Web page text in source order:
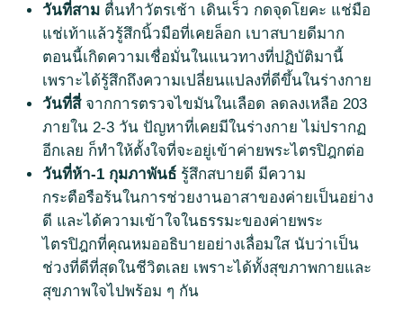
วันที่สาม ตื่นทำวัตรเช้า เดินเร็ว กดจุดโยคะ แช่มือ
แช่เท้าแล้วรู้สึกนิ้วมือที่เคยล็อก เบาสบายดีมาก
ตอนนี้เกิดความเชื่อมั่นในแนวทางที่ปฏิบัติมานี้
เพราะได้รู้สึกถึงความเปลี่ยนแปลงที่ดีขึ้นในร่างกาย
วันที่สี่จากการตรวจไขมันในเลือด ลดลงเหลือ 203
ภายใน 2-3 วัน ปัญหาที่เคยมีในร่างกาย ไม่ปรากฏ
อีกเลย ก็ทำให้ตั้งใจที่จะอยู่เข้าค่ายพระไตรปิฎกต่อ
วันที่ห้า-1 กุมภาพันธ์ รู้สึกสบายดี มีความ
กระตือรือร้นในการช่วยงานอาสาของค่ายเป็นอย่าง
ดี และได้ความเข้าใจในธรรมะของค่ายพระ
ไตรปิฎกที่คุณหมออธิบายอย่างเลื่อมใส นับว่าเป็น
ช่วงที่ดีที่สุดในชีวิตเลย เพราะได้ทั้งสุขภาพกายและ
สุขภาพใจไปพร้อม ๆ กัน